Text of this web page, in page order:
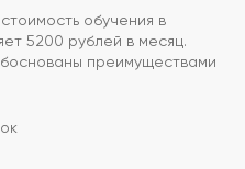
обучения в
5200 рублей в месяц.
преимуществами